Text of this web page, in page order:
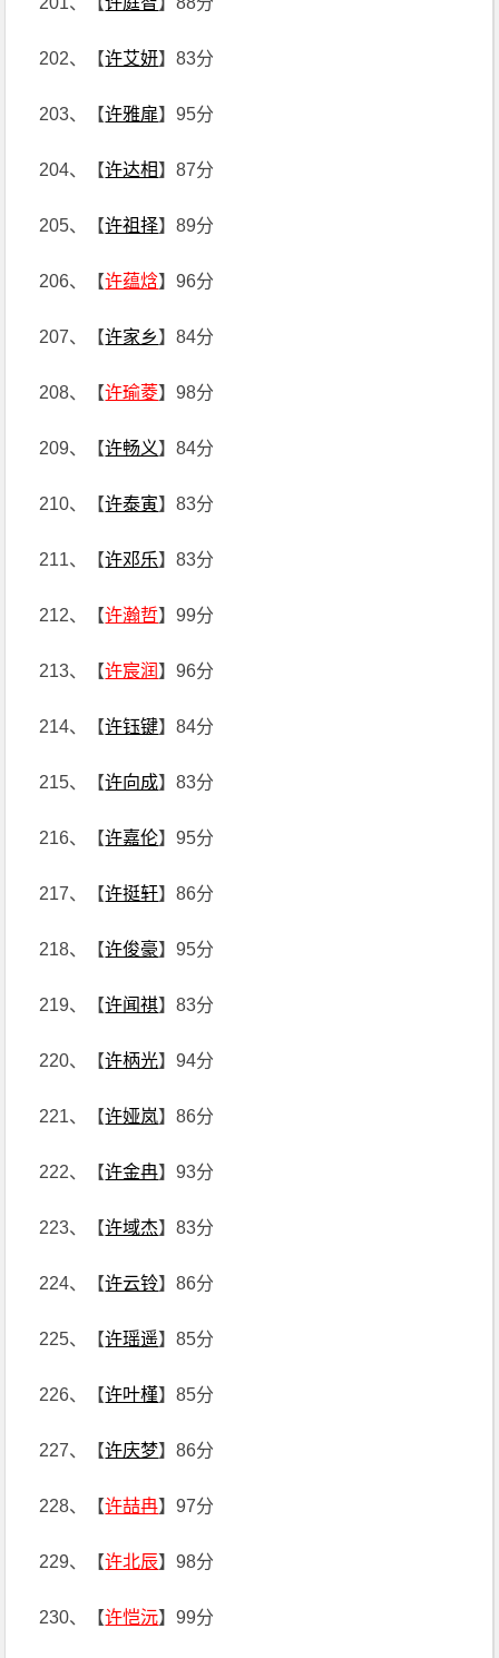
202、【许艾妍】83分
203、【许雅扉】95分
204、【许达相】87分
205、【许祖择】89分
206、【许蕴焓】96分
207、【许家乡】84分
208、【许瑜菱】98分
209、【许畅义】84分
210、【许泰寅】83分
211、【许邓乐】83分
212、【许瀚哲】99分
213、【许宸润 】96分
214、【许钰键】84分
215、【许向成】83分
216、【许嘉伦】95分
217、【许挺轩】86分
218、【许俊豪】95分
219、【许闻祺】83分
220、【许柄光】94分
221、【许娅岚】86分
222、【许金冉】93分
223、【许域杰】83分
224、【许云铃】86分
225、【许瑶遥】85分
226、【许叶槿】85分
227、【许庆梦】86分
228、【许喆冉】97分
229、【许北辰】98分
230、【许恺沅】99分